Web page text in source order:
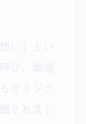
い」とい
び、地域
オリジナ
されまし